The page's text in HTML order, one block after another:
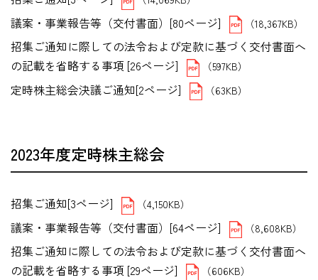
議案・事業報告等（交付書面）[80ページ] （18,367KB）
招集ご通知に際しての法令および定款に基づく交付書面へ
の記載を省略する事項 [26ページ]
（597KB）
定時株主総会決議ご通知[2ページ] （63KB）
2023年度定時株主総会
招集ご通知[3ページ] （4,150KB）
議案・事業報告等（交付書面）[64ページ] （8,608KB）
招集ご通知に際しての法令および定款に基づく交付書面へ
の記載を省略する事項 [29ページ]
（606KB）